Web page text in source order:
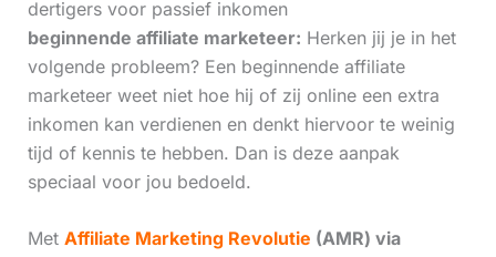
dertigers voor passief inkomen
beginnende affiliate marketeer: Herken jij je in het
volgende probleem? Een beginnende affiliate
marketeer weet niet hoe hij of zij online een extra
inkomen kan verdienen en denkt hiervoor te weinig
tijd of kennis te hebben. Dan is deze aanpak
speciaal voor jou bedoeld.
Met Affiliate Marketing Revolutie (AMR) via